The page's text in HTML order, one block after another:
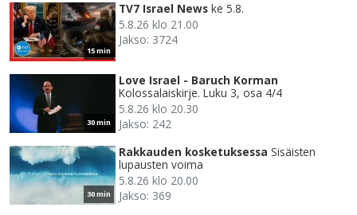
15 min
TV7 Israel News ke 5.8.
5.8.26 klo 21.00
Jakso: 3724
30 min
Love Israel - Baruch Korman
Kolossalaiskirje. Luku 3, osa 4/4
5.8.26 klo 20.30
Jakso: 242
30 min
Rakkauden kosketuksessa Sisäisten
lupausten voima
5.8.26 klo 20.00
Jakso: 369